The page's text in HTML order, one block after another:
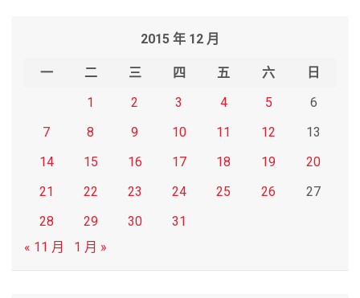
2015 年 12 月
一 二 三 四 五 六
日
1
2 3 4 5
6
7
8 9 10 11 12
13
14
15 16 17 18 19
20
21
22 23 24 25 26
27
28
29 30
31
« 11 月
1 月 »